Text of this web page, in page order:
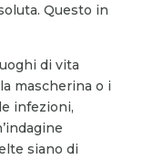
Questo in
di vita
mascherina o i
infezioni,
siano di